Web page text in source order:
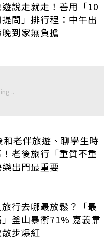
說走就走！善用「10
問」排行程：中午出
到家無負擔
和老伴旅遊、聊學生時
老後旅行「重質不重
出門最重要
行去哪最放鬆？「最
釜山暴衝71% 嘉義靠
步爆紅